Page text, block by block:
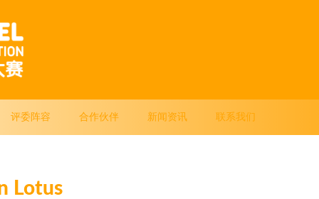
评委阵容 合作伙伴 新闻资讯 联系我们
Lotus